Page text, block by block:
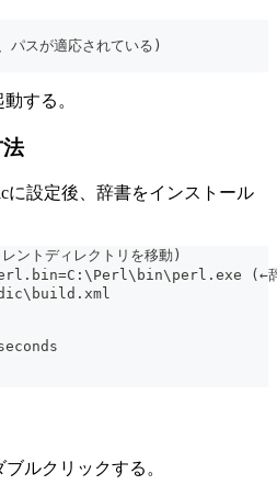
スが適応されている)
する。
に設定後、辞書をインストール
トディレクトリを移動)
(←辞書
ブルクリックする。